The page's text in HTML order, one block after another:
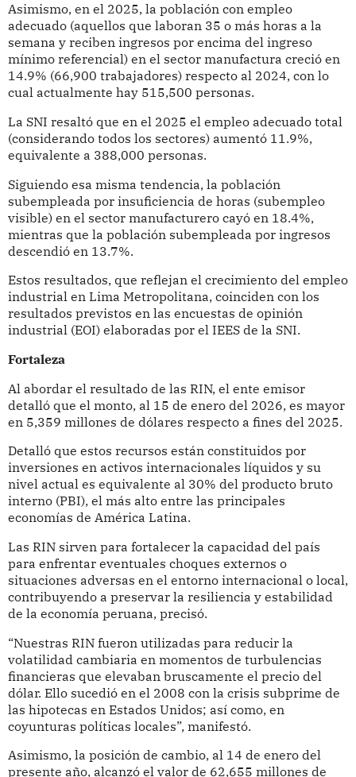
Asimismo, en el 2025, la población con empleo
adecuado (aquellos que laboran 35 o más horas a la
semana y reciben ingresos por encima del ingreso
mínimo referencial) en el sector manufactura creció en
14.9% (66,900 trabajadores) respecto al 2024, con lo
cual actualmente hay 515,500 personas.
La SNI resaltó que en el 2025 el empleo adecuado total
(considerando todos los sectores) aumentó 11.9%,
equivalente a 388,000 personas.
Siguiendo esa misma tendencia, la población
subempleada por insuficiencia de horas (subempleo
visible) en el sector manufacturero cayó en 18.4%,
mientras que la población subempleada por ingresos
descendió en 13.7%.
Estos resultados, que reflejan el crecimiento del empleo
industrial en Lima Metropolitana, coinciden con los
resultados previstos en las encuestas de opinión
industrial (EOI) elaboradas por el IEES de la SNI.
Fortaleza
Al abordar el resultado de las RIN, el ente emisor
detalló que el monto, al 15 de enero del 2026, es mayor
en 5,359 millones de dólares respecto a fines del 2025.
Detalló que estos recursos están constituidos por
inversiones en activos internacionales líquidos y su
nivel actual es equivalente al 30% del producto bruto
interno (PBI), el más alto entre las principales
economías de América Latina.
Las RIN sirven para fortalecer la capacidad del país
para enfrentar eventuales choques externos o
situaciones adversas en el entorno internacional o local,
contribuyendo a preservar la resiliencia y estabilidad
de la economía peruana, precisó.
“Nuestras RIN fueron utilizadas para reducir la
volatilidad cambiaria en momentos de turbulencias
financieras que elevaban bruscamente el precio del
dólar. Ello sucedió en el 2008 con la crisis subprime de
las hipotecas en Estados Unidos; así como, en
coyunturas políticas locales”, manifestó.
Asimismo, la posición de cambio, al 14 de enero del
presente año, alcanzó el valor de 62,655 millones de